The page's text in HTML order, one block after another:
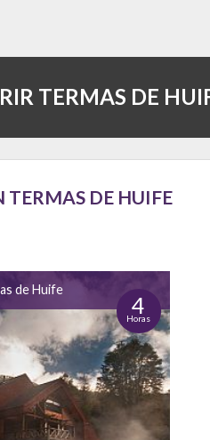
TERMAS DE
TERMAS DE HUIFE
de Huife
4
Horas